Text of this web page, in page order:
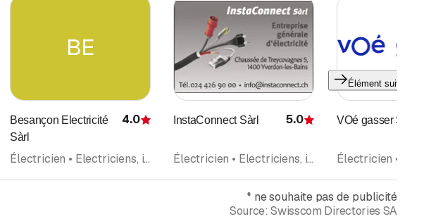
BE
Besançon Electricité
Sàrl
Évaluation
4.0
Électricien • Electriciens, installateurs • Installation de Téléphones • Câble • Service des dérangements • Appareils et articles électrotechniques
InstaConnect Sàrl Évaluation
5.0
Électricien • Electriciens, installateurs • Contrôle d'électricité
VOé gasser SA
Élément suivant
* ne souhaite pas de publicité
Source: Swisscom Directories SA